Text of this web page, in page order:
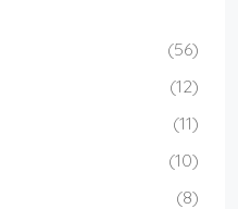
(56)
(12)
(11)
(10)
(8)